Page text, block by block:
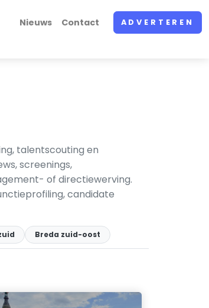
Nieuws Contact ADVERTEREN
talentscouting en
screenings,
of directiewerving.
candidate
Breda zuid-oost